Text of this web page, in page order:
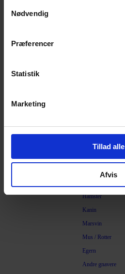
Nødvendig
Præferencer
Statistik
Marketing
Tillad alle
Afvis
Foderskovl
Diverse
Hamster
Kanin
Marsvin
Mus / Rotter
Egern
Andre gnavere